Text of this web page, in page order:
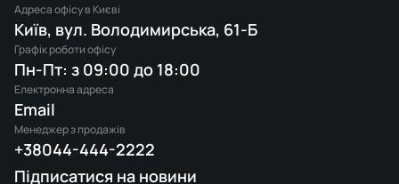
Адреса офісу в Києві
Київ, вул. Володимирська, 61-Б
Графік роботи офісу
Пн-Пт: з 09:00 до 18:00
Електронна адреса
Email
Менеджер з продажів
+38044-444-2222
Підписатися на новини